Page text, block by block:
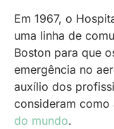
Em 1967, o
uma linha de
Boston para que
emergência no
auxílio dos
consideram
do mundo.